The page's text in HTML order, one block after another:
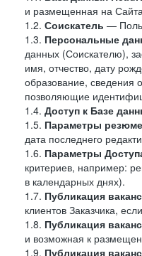
и размещенная на
1.2. Соискатель —
1.3. Персональные
данных (Соискателю),
имя, отчество, дату
образование, сведения
позволяющие
1.4. Доступ к Базе
1.5. Параметры резюме
дата последнего
1.6. Параметры
критериев, например:
в календарных днях).
1.7. Публикация
клиентов Заказчика,
1.8. Публикация
и возможная к
1.9. Публикация